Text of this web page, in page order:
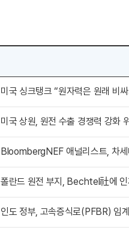
미국 싱크탱크 “원자력은 원래 비
미국 상원, 원전 수출 경쟁력 강화
폴란드 원전 부지, Bechtel社에 인
인도 정부, 고속증식로(PFBR) 임